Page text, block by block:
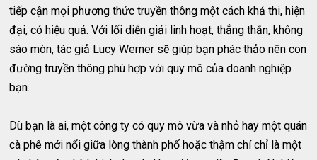
tiếp cận mọi phương thức truyền thông một cách khả thi, hiện
đại, có hiệu quả. Với lối diễn giải linh hoạt, thẳng thắn, không
sáo mòn, tác giả Lucy Werner sẽ giúp bạn phác thảo nên con
đường truyền thông phù hợp với quy mô của doanh nghiệp
bạn.
Dù bạn là ai, một công ty có quy mô vừa và nhỏ hay một quán
cà phê mới nổi giữa lòng thành phố hoặc thậm chí chỉ là một